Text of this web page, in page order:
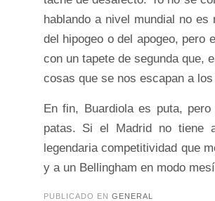
hablando a nivel mundial no
del hipogeo o del apogeo, pero
con un tapete de segunda que,
cosas que se nos escapan a
En fin, Buardiola es puta,
patas. Si el Madrid no tiene
legendaria competitividad que
y a un Bellingham en modo
PUBLICADO EN GENERAL